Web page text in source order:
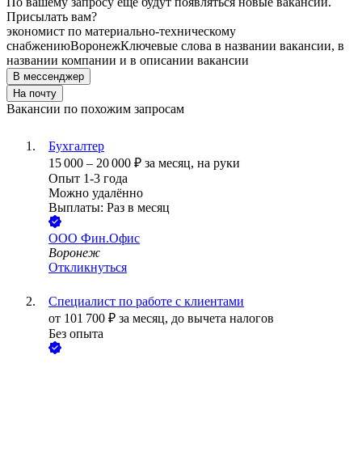
Присылать вам?
экономист по материально-техническому
снабжениюВоронежКлючевые слова в названии вакансии, в
названии компании и в описании вакансии
В мессенджер
На почту
Вакансии по похожим запросам
Бухгалтер
15 000 – 20 000 ₽ за месяц, на руки
Опыт 1-3 года
Можно удалённо
Выплаты: Раз в месяц
ООО Фин.Офис
Воронеж
Откликнуться
Специалист по работе с клиентами
от 101 700 ₽ за месяц, до вычета налогов
Без опыта